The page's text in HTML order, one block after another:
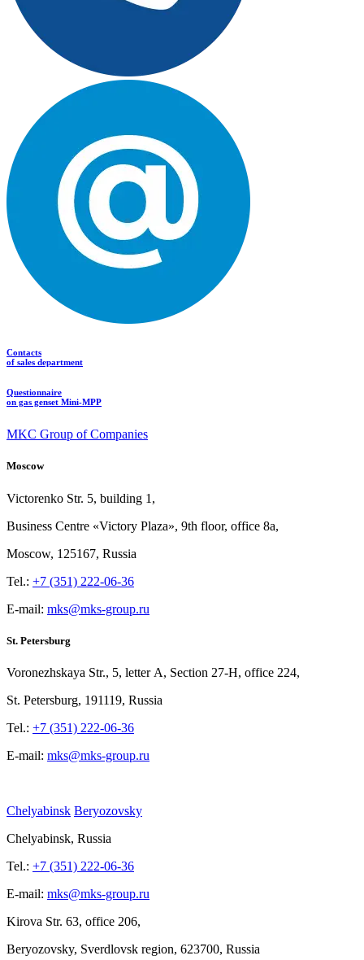
Contacts
of sales department
Questionnaire
on gas genset Mini-MPP
MKC Group of Companies
Moscow
Victorenko Str. 5, building 1,
Business Centre «Victory Plaza», 9th floor, office 8a,
Moscow, 125167, Russia
Tel.: +7 (351) 222-06-36
E-mail: mks@mks-group.ru
St. Petersburg
Voronezhskaya Str., 5, letter A, Section 27-Н, office 224,
St. Petersburg, 191119, Russia
Tel.: +7 (351) 222-06-36
E-mail: mks@mks-group.ru
Chelyabinsk Beryozovsky
Chelyabinsk, Russia
Tel.: +7 (351) 222-06-36
E-mail: mks@mks-group.ru
Kirova Str. 63, office 206,
Beryozovsky, Sverdlovsk region, 623700, Russia